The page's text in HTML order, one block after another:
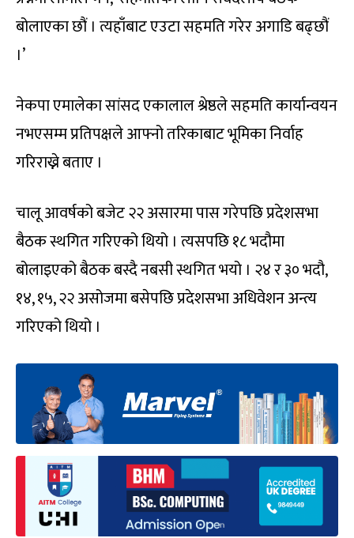
बोलाएका छौं । त्यहाँबाट एउटा सहमति गरेर अगाडि बढ्छौं
।’
नेकपा एमालेका सांसद एकालाल श्रेष्ठले सहमति कार्यान्वयन
नभएसम्म प्रतिपक्षले आफ्नो तरिकाबाट भूमिका निर्वाह
गरिराख्ने बताए ।
चालू आवर्षको बजेट २२ असारमा पास गरेपछि प्रदेशसभा
बैठक स्थगित गरिएको थियो । त्यसपछि १८ भदौमा
बोलाइएको बैठक बस्दै नबसी स्थगित भयो । २४ र ३० भदौ,
१४, १५, २२ असोजमा बसेपछि प्रदेशसभा अधिवेशन अन्त्य
गरिएको थियो ।